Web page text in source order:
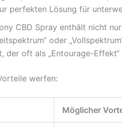
perfekten Lösung für
CBD Spray enthält nicht
oder
oft als „Entourage-
werfen:
Möglicher